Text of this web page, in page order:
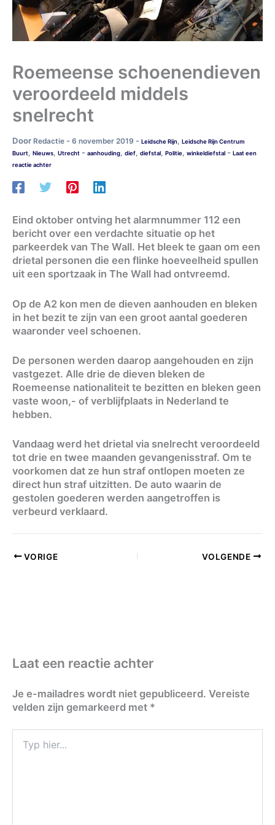
Roemeense schoenendieven
veroordeeld middels
snelrecht
Door Redactie - 6 november 2019 - Leidsche Rijn, Leidsche Rijn Centrum
Buurt, Nieuws, Utrecht - aanhouding, dief, diefstal, Politie, winkeldiefstal - Laat een
reactie achter
Eind oktober ontving het alarmnummer 112 een
bericht over een verdachte situatie op het
parkeerdek van The Wall. Het bleek te gaan om een
drietal personen die een flinke hoeveelheid spullen
uit een sportzaak in The Wall had ontvreemd.
Op de A2 kon men de dieven aanhouden en bleken
in het bezit te zijn van een groot aantal goederen
waaronder veel schoenen.
De personen werden daarop aangehouden en zijn
vastgezet. Alle drie de dieven bleken de
Roemeense nationaliteit te bezitten en bleken geen
vaste woon,- of verblijfplaats in Nederland te
hebben.
Vandaag werd het drietal via snelrecht veroordeeld
tot drie en twee maanden gevangenisstraf. Om te
voorkomen dat ze hun straf ontlopen moeten ze
direct hun straf uitzitten. De auto waarin de
gestolen goederen werden aangetroffen is
verbeurd verklaard.
VORIGE VOLGENDE
Laat een reactie achter
Je e-mailadres wordt niet gepubliceerd. Vereiste
velden zijn gemarkeerd met *
hier...